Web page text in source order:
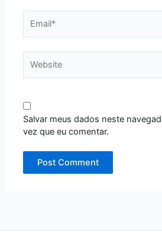
Salvar meus dados neste
vez que eu comentar.